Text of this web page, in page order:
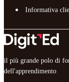
Informativa
il più grande polo di
dell'apprendimento